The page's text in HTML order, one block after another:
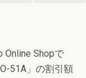
Online Shopで
51A」の割引額